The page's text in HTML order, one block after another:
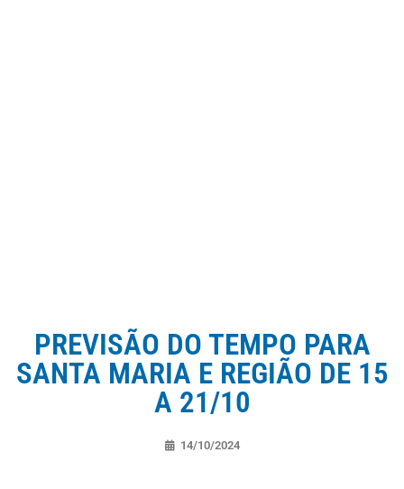
PREVISÃO DO TEMPO PARA
SANTA MARIA E REGIÃO DE 15
A 21/10
14/10/2024